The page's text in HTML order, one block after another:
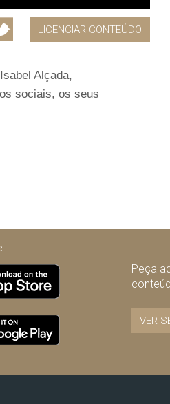
LICENCIAR CONTEÚDO
Alçada,
sociais, os seus
Peça
VER